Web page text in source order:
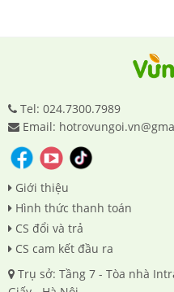
Tel: 024.7300.7989
Email:
Giới thiệu
Hình thức thanh toán
CS đổi và trả
CS cam kết đầu ra
Trụ sở: Tầng 7 - Tòa nhà